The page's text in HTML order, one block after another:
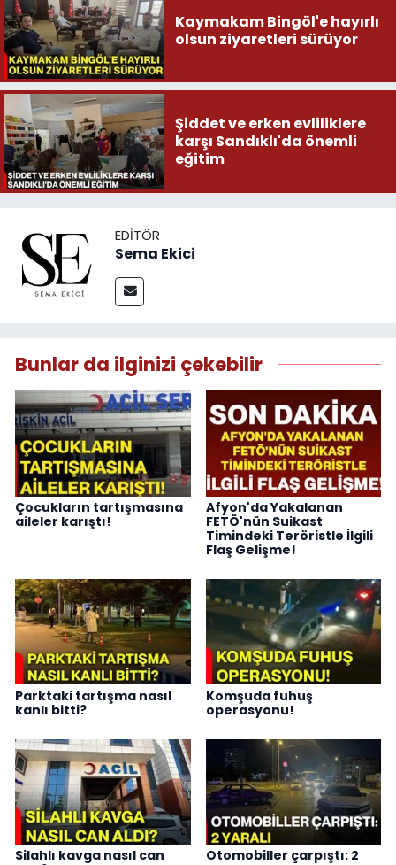
Kaymakam Bingöl'e hayırlı
olsun ziyaretleri sürüyor
Şiddet ve erken evliliklere
karşı Sandıklı'da önemli
eğitim
EDITÖR
Sema Ekici
Bunlar da ilginizi çekebilir
Çocukların tartışmasına
aileler karıştı!
Afyon'da Yakalanan
FETÖ'nün Suikast
Timindeki Teröristle İlgili
Flaş Gelişme!
Parktaki tartışma nasıl
kanlı bitti?
Komşuda fuhuş
operasyonu!
Silahlı kavga nasıl can
Otomobiller çarpıştı: 2